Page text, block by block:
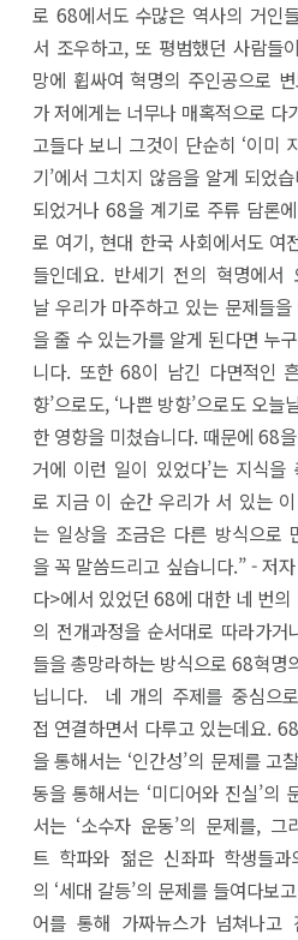
로 68에서도 수많은 역사의 거인
서 조우하고, 또 평범했던 사람들
망에 휩싸여 혁명의 주인공으로
가 저에게는 너무나 매혹적으로
고들다 보니 그것이 단순히 ‘이미
기’에서 그치지 않음을 알게 되었
되었거나 68을 계기로 주류 담론
로 여기, 현대 한국 사회에서도 여
들인데요. 반세기 전의 혁명에서
날 우리가 마주하고 있는 문제들
을 줄 수 있는가를 알게 된다면 누
니다. 또한 68이 남긴 다면적인
향’으로도, ‘나쁜 방향’으로도 오
한 영향을 미쳤습니다. 때문에 68
거에 이런 일이 있었다’는 지식
로 지금 이 순간 우리가 서 있는
는 일상을 조금은 다른 방식으로
을 꼭 말씀드리고 싶습니다.” - 저
다>에서 있었던 68에 대한 네 번
의 전개과정을 순서대로 따라가
들을 총망라하는 방식으로 68혁명
닙니다. 네 개의 주제를 중심으
접 연결하면서 다루고 있는데요.
을 통해서는 ‘인간성’의 문제를 고
동을 통해서는 ‘미디어와 진실’의
서는 ‘소수자 운동’의 문제를,
트 학파와 젊은 신좌파 학생들
의 ‘세대 갈등’의 문제를 들여다보
어를 통해 가짜뉴스가 넘쳐나고